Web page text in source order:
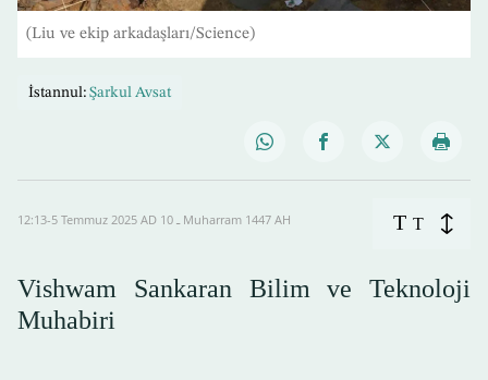
(Liu ve ekip arkadaşları/Science)
İstannul: Şarkul Avsat
12:13-5 Temmuz 2025 AD ـ 10 Muharram 1447 AH T T
Vishwam Sankaran Bilim ve Teknoloji
Muhabiri